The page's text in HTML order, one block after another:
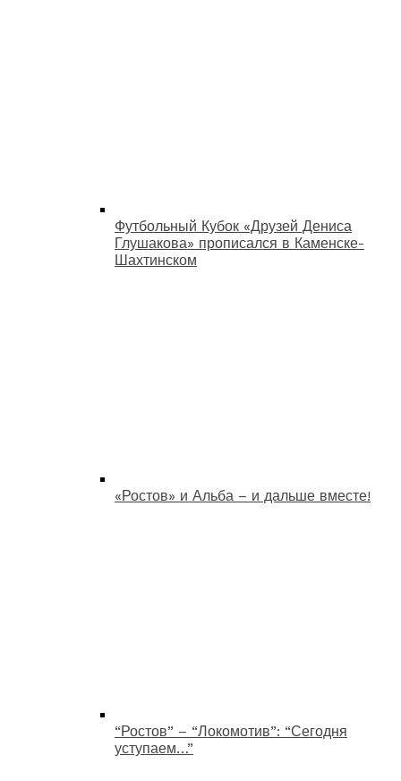
Футбольный Кубок «Друзей Дениса
Глушакова» прописался в Каменске-
Шахтинском
«Ростов» и Альба – и дальше вместе!
“Ростов” – “Локомотив”: “Сегодня
уступаем…”